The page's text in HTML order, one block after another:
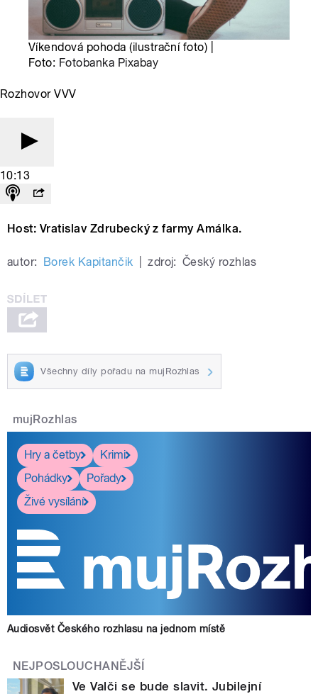
Víkendová pohoda (ilustrační foto) |
Foto: Fotobanka Pixabay
Rozhovor VVV
10:13
Host: Vratislav Zdrubecký z farmy Amálka.
autor: Borek Kapitančik zdroj: Český rozhlas
Všechny díly pořadu na mujRozhlas
mujRozhlas
Hry a četby
Krimi
Pohádky
Pořady
Živé vysílání
Audiosvět Českého rozhlasu na jednom místě
NEJPOSLOUCHANĚJŠÍ
Ve Valči se bude slavit. Jubilejní